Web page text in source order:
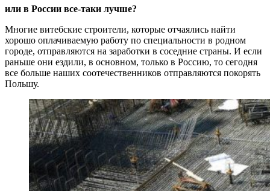
или в России все-таки лучше?
Многие витебские строители, которые отчаялись найти
хорошо оплачиваемую работу по специальности в родном
городе, отправляются на заработки в соседние страны. И если
раньше они ездили, в основном, только в Россию, то сегодня
все больше наших соотечественников отправляются покорять
Польшу.